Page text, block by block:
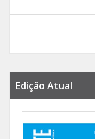
Edição Atual